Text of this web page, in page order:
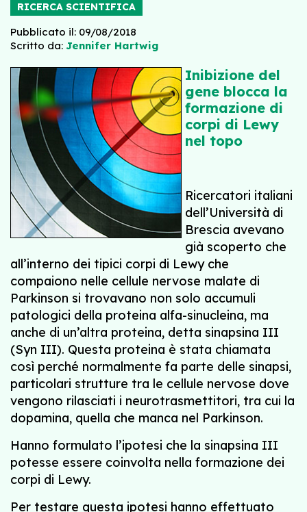
RICERCA SCIENTIFICA
Pubblicato il: 09/08/2018
Scritto da: Jennifer Hartwig
Inibizione del
gene blocca la
formazione di
corpi di Lewy
nel topo
Ricercatori italiani
dell’Università di
Brescia avevano
già scoperto che
all’interno dei tipici corpi di Lewy che
compaiono nelle cellule nervose malate di
Parkinson si trovavano non solo accumuli
patologici della proteina alfa-sinucleina, ma
anche di un’altra proteina, detta sinapsina III
(Syn III). Questa proteina è stata chiamata
così perché normalmente fa parte delle sinapsi,
particolari strutture tra le cellule nervose dove
vengono rilasciati i neurotrasmettitori, tra cui la
dopamina, quella che manca nel Parkinson.
Hanno formulato l’ipotesi che la sinapsina III
potesse essere coinvolta nella formazione dei
corpi di Lewy.
Per testare questa ipotesi hanno effettuato